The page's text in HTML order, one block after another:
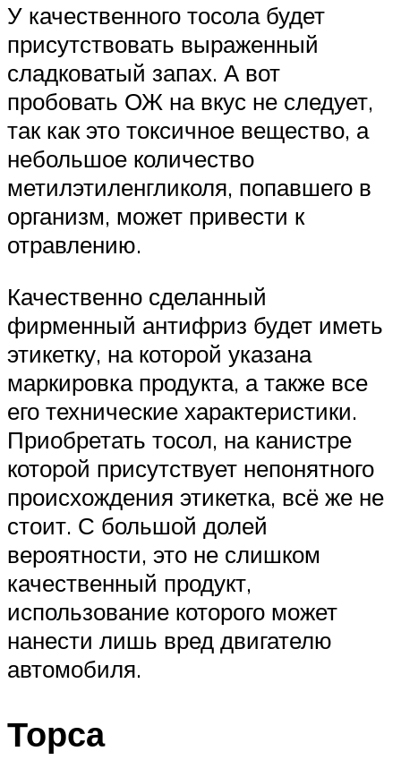
У качественного тосола будет
присутствовать выраженный
сладковатый запах. А вот
пробовать ОЖ на вкус не следует,
так как это токсичное вещество, а
небольшое количество
метилэтиленгликоля, попавшего в
организм, может привести к
отравлению.
Качественно сделанный
фирменный антифриз будет иметь
этикетку, на которой указана
маркировка продукта, а также все
его технические характеристики.
Приобретать тосол, на канистре
которой присутствует непонятного
происхождения этикетка, всё же не
стоит. С большой долей
вероятности, это не слишком
качественный продукт,
использование которого может
нанести лишь вред двигателю
автомобиля.
Торса